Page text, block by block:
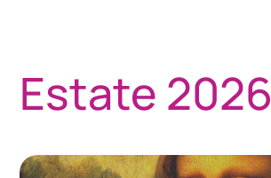
Estate 2026